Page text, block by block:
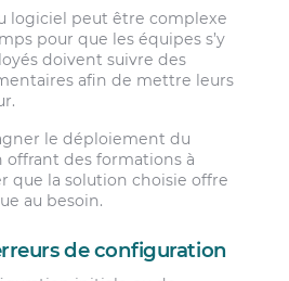
logiciel peut être complexe
pour que les équipes s’y
doivent suivre des
afin de mettre leurs
le déploiement du
offrant des formations à
que la solution choisie offre
au besoin.
de configuration